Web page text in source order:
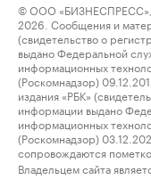
© ООО
2026. Сообщения и
(свидетельство о
выдано Федеральной
информационных
(Роскомнадзор)
издания «РБК»
информации выдано
информационных
(Роскомнадзор)
сопровождаются
Владельцем сайта